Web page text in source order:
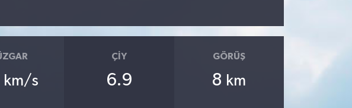
km/s
ÇIY
6.9
GÖRÜŞ
8 km